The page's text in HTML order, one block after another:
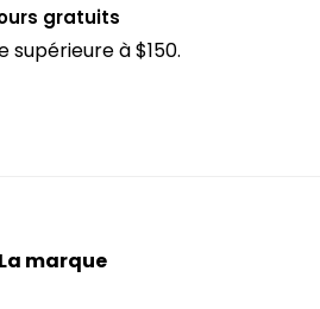
gratuits
à $150.
La marque